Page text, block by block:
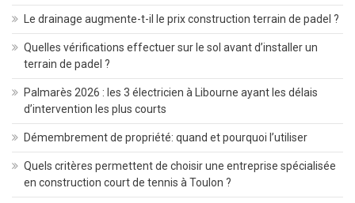
Le drainage augmente-t-il le prix construction terrain de padel ?
Quelles vérifications effectuer sur le sol avant d’installer un
terrain de padel ?
Palmarès 2026 : les 3 électricien à Libourne ayant les délais
d’intervention les plus courts
Démembrement de propriété: quand et pourquoi l’utiliser
Quels critères permettent de choisir une entreprise spécialisée
en construction court de tennis à Toulon ?